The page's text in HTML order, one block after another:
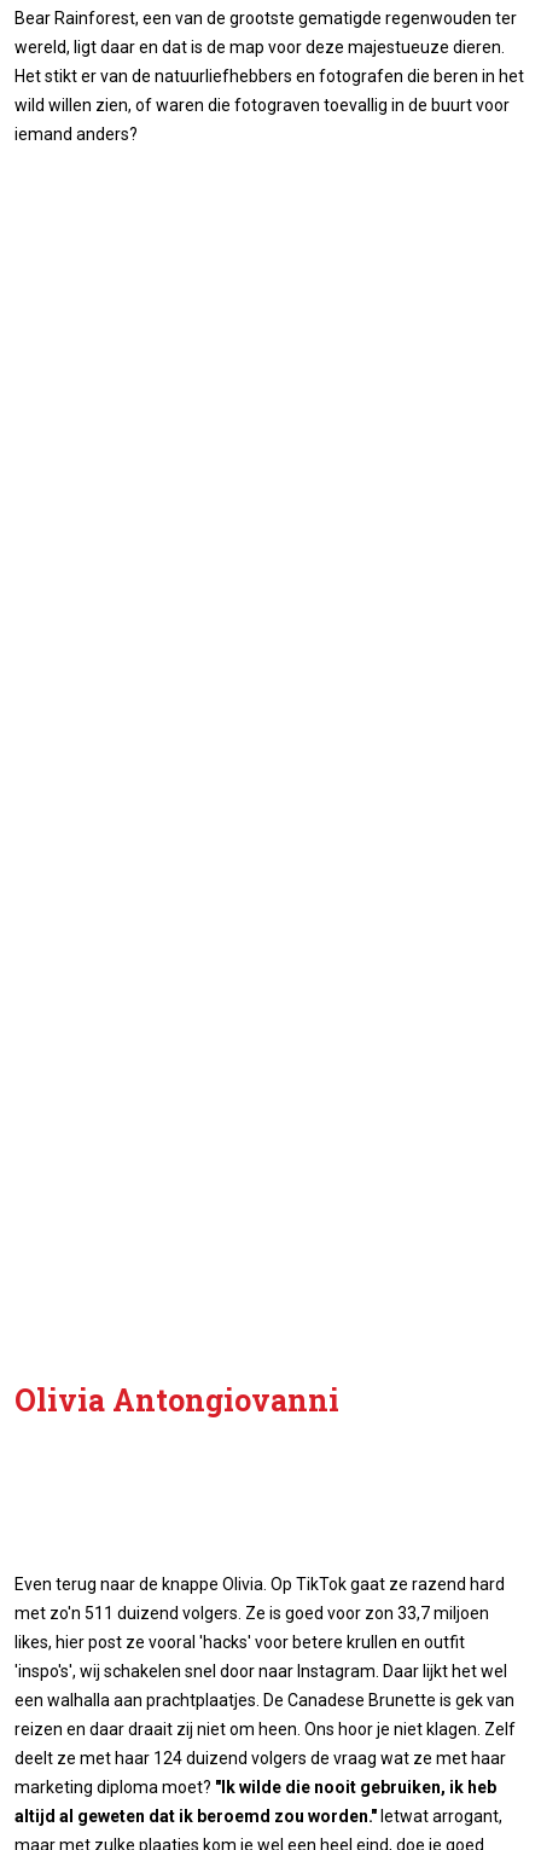
Bear Rainforest, een van de grootste gematigde regenwouden ter
wereld, ligt daar en dat is de map voor deze majestueuze dieren.
Het stikt er van de natuurliefhebbers en fotografen die beren in het
wild willen zien, of waren die fotograven toevallig in de buurt voor
iemand anders?
Olivia Antongiovanni
Even terug naar de knappe Olivia. Op TikTok gaat ze razend hard
met zo'n 511 duizend volgers. Ze is goed voor zon 33,7 miljoen
likes, hier post ze vooral 'hacks' voor betere krullen en outfit
'inspo's', wij schakelen snel door naar Instagram. Daar lijkt het wel
een walhalla aan prachtplaatjes. De Canadese Brunette is gek van
reizen en daar draait zij niet om heen. Ons hoor je niet klagen. Zelf
deelt ze met haar 124 duizend volgers de vraag wat ze met haar
marketing diploma moet? "Ik wilde die nooit gebruiken, ik heb
altijd al geweten dat ik beroemd zou worden." Ietwat arrogant,
maar met zulke plaatjes kom je wel een heel eind, doe je goed